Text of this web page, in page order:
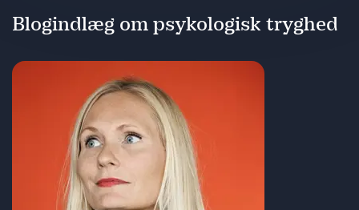
Blogindlæg om psykologisk tryghed